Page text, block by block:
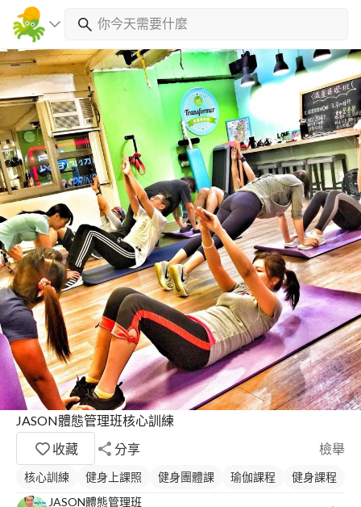
JASON體態管理班核心訓練
收藏
分享 檢舉
核心訓練 健身上課照 健身團體課 瑜伽課程
健身課程
JASON體態管理班